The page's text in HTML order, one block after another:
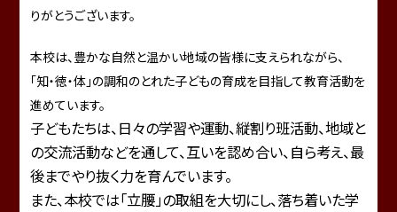
りがとうございます。
本校は、豊かな自然と温かい地域の皆様に支えられながら、
「知・徳・体」の調和のとれた子どもの育成を目指して教育活動を
進めています。
子どもたちは、日々の学習や運動、縦割り班活動、地域と
の交流活動などを通して、互いを認め合い、自ら考え、最
後までやり抜く力を育んでいます。
また、本校では「立腰」の取組を大切にし、落ち着いた学